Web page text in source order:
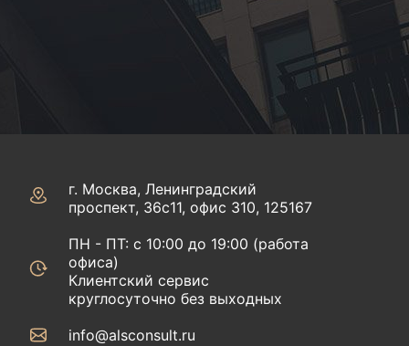
г. Москва, Ленинградский
проспект, 36с11, офис 310, 125167
ПН - ПТ: с 10:00 до 19:00 (работа
офиса)
Клиентский сервис
круглосуточно без выходных
info@alsconsult.ru